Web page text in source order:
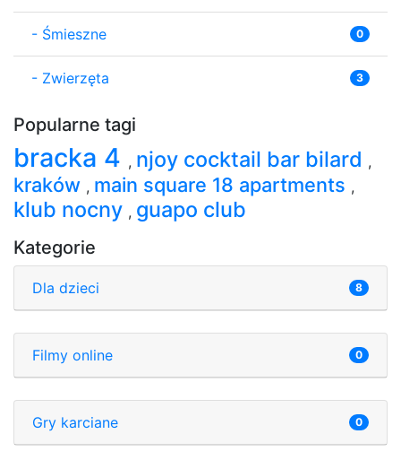
- Śmieszne 0
- Zwierzęta 3
Popularne tagi
bracka 4 , njoy cocktail bar bilard ,
kraków , main square 18 apartments ,
klub nocny , guapo club
Kategorie
Dla dzieci 8
Filmy online 0
Gry karciane 0